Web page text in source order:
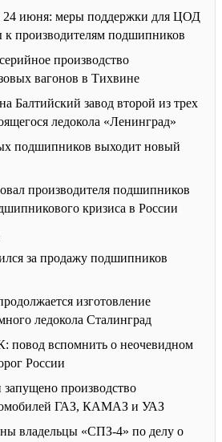
24 июня: меры поддержки для ЦОД
к производителям подшипников
производство
вагонов в Тихвине
Балтийский завод второй из трех
ледокола «Ленинград»
подшипников выходит новый
производителя подшипников
кризиса в России
за продажу подшипников
изготовление
ледокола Сталинград
повод вспомнить о неочевидном
России
производство
ГАЗ, КАМАЗ и УАЗ
владельцы «СПЗ-4» по делу о